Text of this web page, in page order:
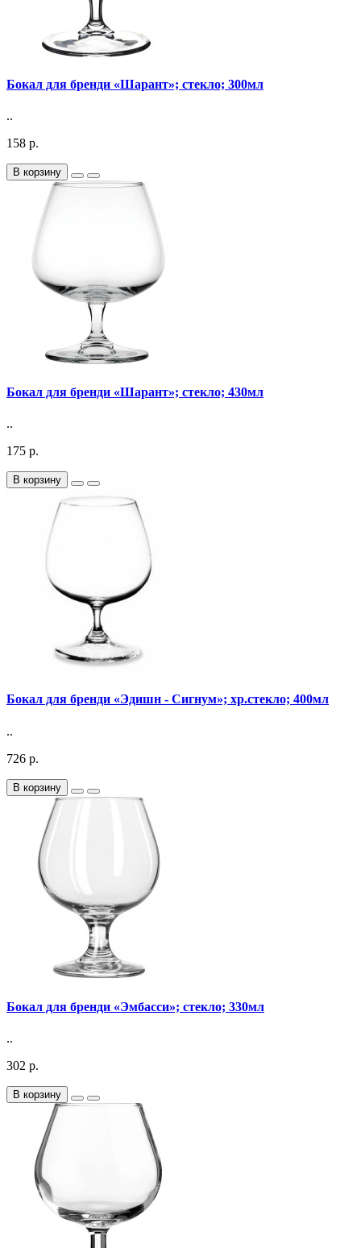
Бокал для бренди «Шарант»; стекло; 300мл
..
158 р.
В корзину
Бокал для бренди «Шарант»; стекло; 430мл
..
175 р.
В корзину
Бокал для бренди «Эдишн - Сигнум»; хр.стекло; 400мл
..
726 р.
В корзину
Бокал для бренди «Эмбасси»; стекло; 330мл
..
302 р.
В корзину